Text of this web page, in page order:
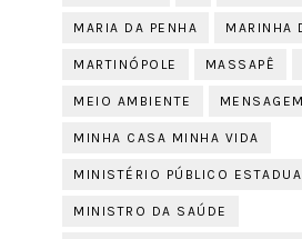
MARIA DA PENHA MARINHA
MARTINÓPOLE MASSAPÊ
MEIO AMBIENTE
MINHA CASA MINHA VIDA
MINISTÉRIO PÚBLICO
MINISTRO DA SAÚDE